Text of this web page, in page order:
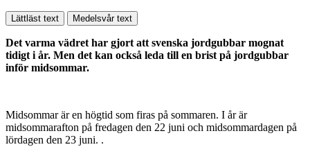
Lättläst text Medelsvår text
Det varma vädret har gjort att svenska jordgubbar mognat
tidigt i år. Men det kan också leda till en brist på jordgubbar
inför midsommar.
Midsommar är en högtid som firas på sommaren. I år är
midsommarafton på fredagen den 22 juni och midsommardagen på
lördagen den 23 juni. .